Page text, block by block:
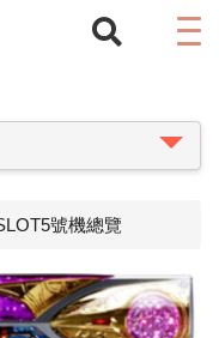
號機總覽